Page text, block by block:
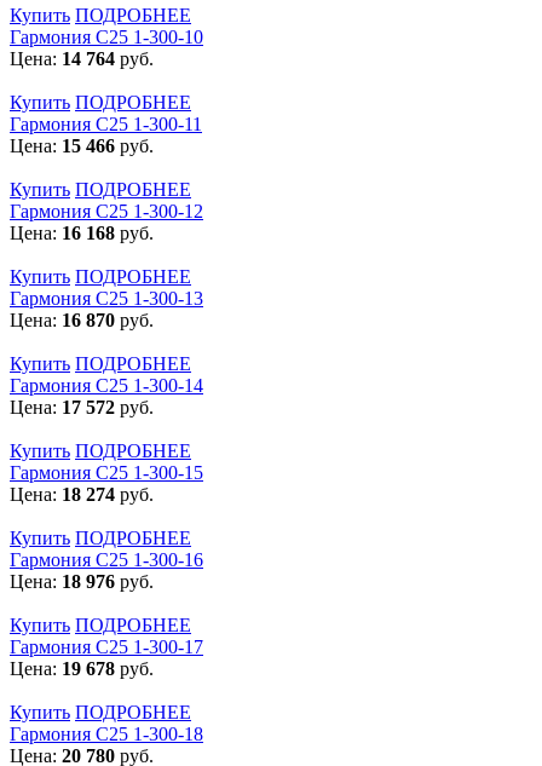
Купить ПОДРОБНЕЕ
Гармония С25 1-300-10
Цена: 14 764 руб.
Купить ПОДРОБНЕЕ
Гармония С25 1-300-11
Цена: 15 466 руб.
Купить ПОДРОБНЕЕ
Гармония С25 1-300-12
Цена: 16 168 руб.
Купить ПОДРОБНЕЕ
Гармония С25 1-300-13
Цена: 16 870 руб.
Купить ПОДРОБНЕЕ
Гармония С25 1-300-14
Цена: 17 572 руб.
Купить ПОДРОБНЕЕ
Гармония С25 1-300-15
Цена: 18 274 руб.
Купить ПОДРОБНЕЕ
Гармония С25 1-300-16
Цена: 18 976 руб.
Купить ПОДРОБНЕЕ
Гармония С25 1-300-17
Цена: 19 678 руб.
Купить ПОДРОБНЕЕ
Гармония С25 1-300-18
Цена: 20 780 руб.